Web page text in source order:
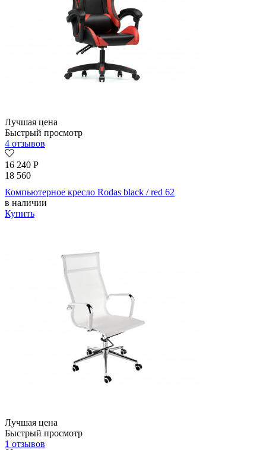
Лучшая цена
Быстрый просмотр
4 отзывов
16 240 Р
18 560
Компьютерное кресло Rodas black / red 62
в наличии
Купить
Лучшая цена
Быстрый просмотр
1 отзывов